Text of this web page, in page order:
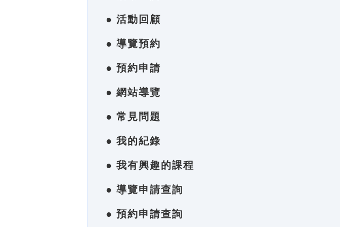
● 活動回顧
● 導覽預約
● 預約申請
● 網站導覽
● 常見問題
● 我的紀錄
● 我有興趣的課程
● 導覽申請查詢
● 預約申請查詢